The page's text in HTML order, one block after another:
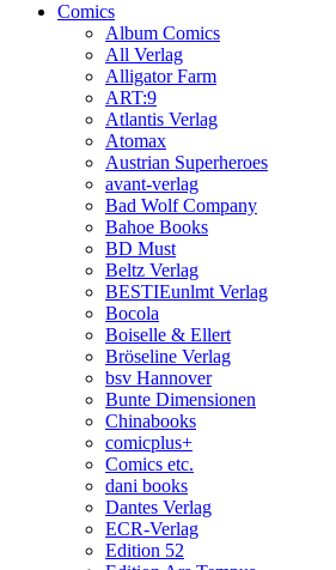
Comics
Album Comics
All Verlag
Alligator Farm
ART:9
Atlantis Verlag
Atomax
Austrian Superheroes
avant-verlag
Bad Wolf Company
Bahoe Books
BD Must
Beltz Verlag
BESTIEunlmt Verlag
Bocola
Boiselle & Ellert
Bröseline Verlag
bsv Hannover
Bunte Dimensionen
Chinabooks
comicplus+
Comics etc.
dani books
Dantes Verlag
ECR-Verlag
Edition 52